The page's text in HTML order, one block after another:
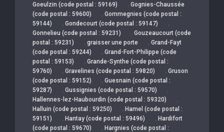
Goeulzin (code postal : 59169) , Gognies-Chaussée
(code postal : 59600)
, Gommegnies (code postal :
59144)
, Gondecourt (code postal : 59147) ,
Gonnelieu (code postal : 59231) , Gouzeaucourt (code
postal : 59231)
, graisser une porte , Grand-Fayt
(code postal : 59244)
, Grand-Fort-Philippe (code
postal : 59153)
, Grande-Synthe (code postal :
59760)
, Gravelines (code postal : 59820) , Gruson
(code postal : 59152)
, Guesnain (code postal :
59287)
, Gussignies (code postal : 59570) ,
Hallennes-lez-Haubourdin (code postal : 59320) ,
Halluin (code postal : 59250) , Hamel (code postal :
59151)
, Hantay (code postal : 59496) , Hardifort
(code postal : 59670)
, Hargnies (code postal :